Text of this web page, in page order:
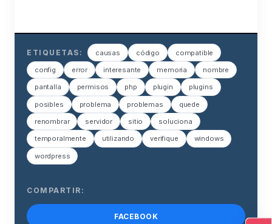
ETIQUETAS: causas código compatible
config error interesante memoria nombre
pantalla permisos php plugin plugins
posibles problema problemas quede
renombrar servidor sitio soluciona
temporalmente utilizando verifique windows
wordpress
COMPARTIR:
FACEBOOK